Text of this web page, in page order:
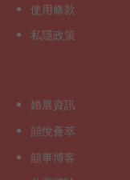
使用條款
私隱政策
婚展資訊
囍悅薈萃
囍事博客